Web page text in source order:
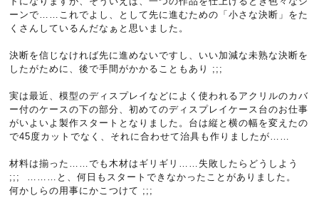
ーンで……これでよし、として先に進むための「小さな決断」をた
くさんしているんだなぁと思いました。
決断を信じなければ先に進めないですし、いい加減な未熟な決断を
したがために、後で手間がかかることもあり ;;;
実は最近、模型のディスプレイなどによく使われるアクリルのカバ
ー付のケースの下の部分、初めてのディスプレイケース台のお仕事
がいよいよ製作スタートとなりました。台は縦と横の幅を変えたの
で45度カットでなく、それに合わせて治具も作りましたが……
材料は揃った……でも木材はギリギリ……失敗したらどうしよう
;;; ………と、何日もスタートできなかったことがありました。
何かしらの用事にかこつけて ;;;